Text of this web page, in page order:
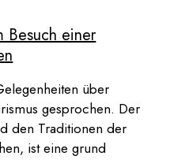
Besuch einer
über
gesprochen. Der
den Traditionen der
ist eine grund